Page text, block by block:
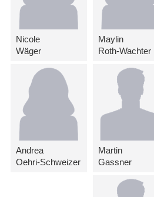
Nicole
Wäger
Andrea
Oehri-Schweizer
Maylin
Roth-Wachter
Martin
Gassner